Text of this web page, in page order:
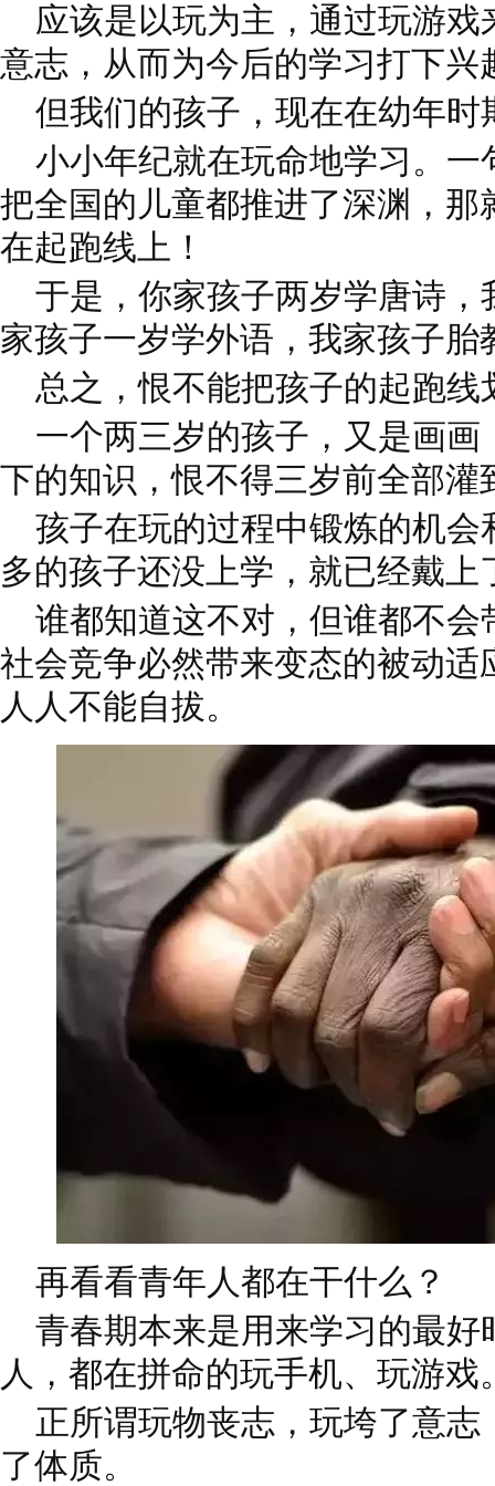
应该是以玩为主，通过玩游戏
意志，从而为今后的学习打下兴
但我们的孩子，现在在幼年时
小小年纪就在玩命地学习。一
把全国的儿童都推进了深渊，那
在起跑线上！
于是，你家孩子两岁学唐诗，
家孩子一岁学外语，我家孩子胎
总之，恨不能把孩子的起跑线
一个两三岁的孩子，又是画画
下的知识，恨不得三岁前全部灌
孩子在玩的过程中锻炼的机会
多的孩子还没上学，就已经戴上
谁都知道这不对，但谁都不会
社会竞争必然带来变态的被动适
人人不能自拔。
再看看青年人都在干什么？
青春期本来是用来学习的最好
人，都在拼命的玩手机、玩游戏
正所谓玩物丧志，玩垮了意志
了体质。